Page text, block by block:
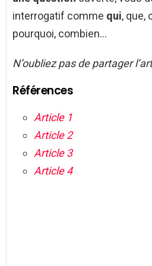
interrogatif comme qui, que,
pourquoi, combien…
N’oubliez pas de partager
Références
Article 1
Article 2
Article 3
Article 4